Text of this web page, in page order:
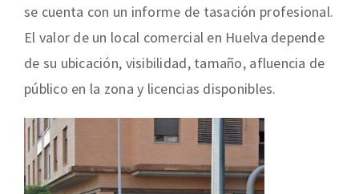
se cuenta con un informe de tasación profesional.
El valor de un local comercial en Huelva depende
de su ubicación, visibilidad, tamaño, afluencia de
público en la zona y licencias disponibles.